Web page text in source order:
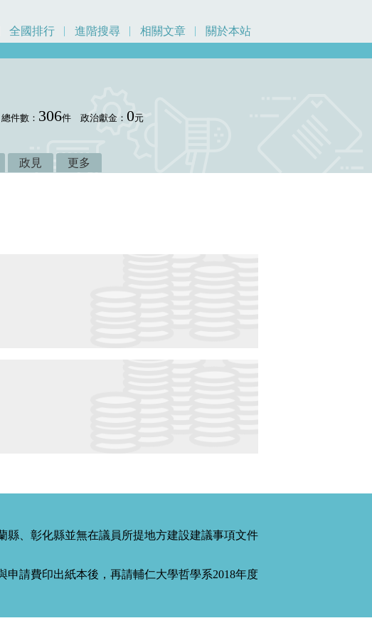
全國排行 進階搜尋 相關文章 關於本站
總件數： 306件 政治獻金：0元
政見 更多
縣、彰化縣並無在議員所提地方建設建議事項文件
請費印出紙本後，再請輔仁大學哲學系2018年度